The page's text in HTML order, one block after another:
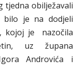
obilježavali
bilo je na dodjeli
kojoj je nazočila
uz župana
Androvića i